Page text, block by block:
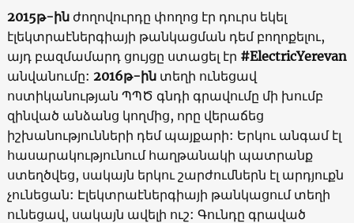
2015թ-ինժողովուրդը փողոց էր դուրս եկել
էլեկտրաէներգիայի թանկացման դեմ բողոքելու,
այդ բազմամարդ ցույցը ստացել էր #ElectricYerevan
անվանումը: 2016թ-ինտեղի ունեցավ
ոստիկանության ՊՊԾ գնդի գրավումը մի խումբ
զինված անձանց կողմից, որը վերաճեց
իշխանությունների դեմ պայքարի: Երկու անգամ էլ
հասարակությունում հաղթանակի պատրանք
ստեղծվեց, սակայն երկու շարժումներն էլ արդյուքն
չունեցան: Էլեկտրաէներգիայի թանկացում տեղի
ունեցավ, սակայն ավելի ուշ: Գունդը գրաված